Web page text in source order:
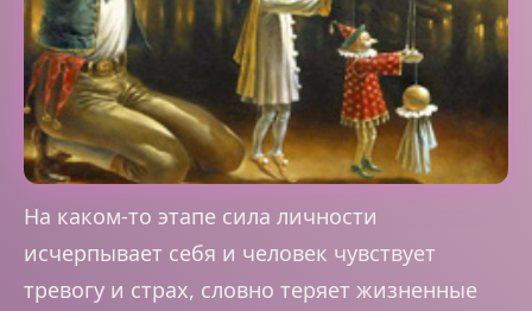
На каком-то этапе сила личности
исчерпывает себя и человек чувствует
тревогу и страх, словно теряет жизненные